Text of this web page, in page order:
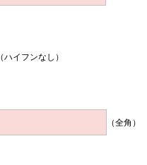
（ハイフンなし）
（全角）